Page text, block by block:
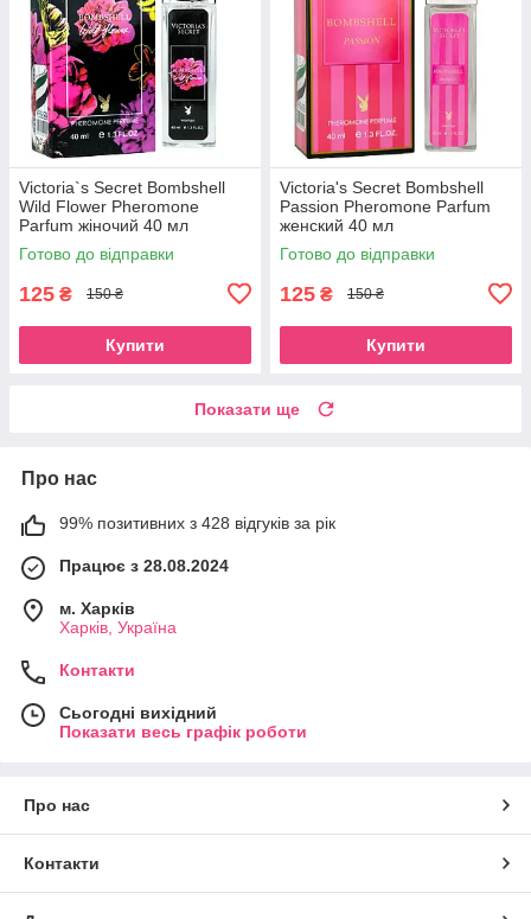
Victoria`s Secret Bombshell
Wild Flower Pheromone
Parfum жіночий 40 мл
Готово до відправки
125 ₴ 150 ₴
Купити
Victoria's Secret Bombshell
Passion Pheromone Parfum
женский 40 мл
Готово до відправки
125 ₴ 150 ₴
Купити
Показати ще
Про нас
99% позитивних з 428 відгуків за рік
Працює з 28.08.2024
м. Харків
Харків, Україна
Контакти
Сьогодні вихідний
Показати весь графік роботи
Про нас
Контакти